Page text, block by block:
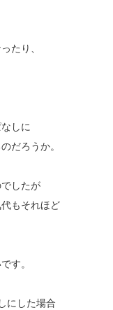
たり、
しに
だろうか。
したが
もそれほど
す。
にした場合